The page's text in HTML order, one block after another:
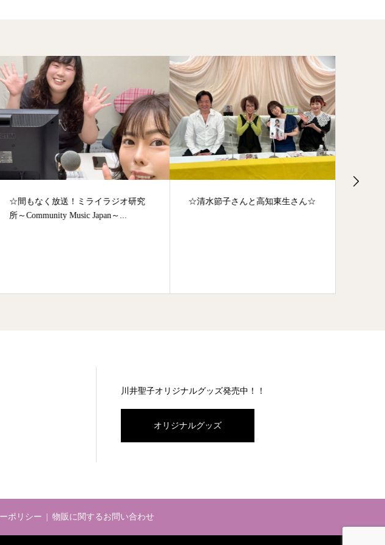
☆間もなく放送！ミライラジオ研究
所～Community Music Japan～...
☆清水節子さんと高知東生さん☆
川井聖子オリジナルグッズ発売中！！
オリジナルグッズ
ポリシー 物販に関するお問い合わせ